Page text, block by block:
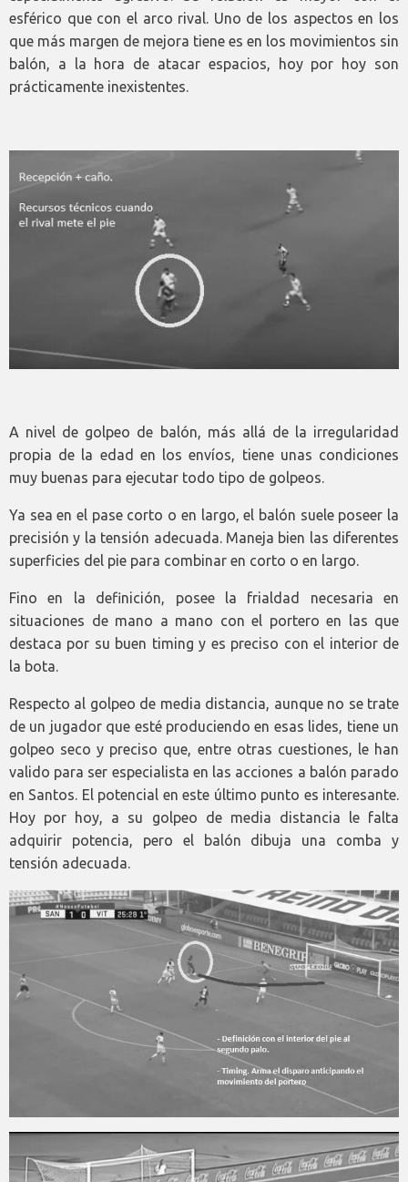
esférico que con el arco rival. Uno de los aspectos en los
que más margen de mejora tiene es en los movimientos sin
balón, a la hora de atacar espacios, hoy por hoy son
prácticamente inexistentes.
A nivel de golpeo de balón, más allá de la irregularidad
propia de la edad en los envíos, tiene unas condiciones
muy buenas para ejecutar todo tipo de golpeos.
Ya sea en el pase corto o en largo, el balón suele poseer la
precisión y la tensión adecuada. Maneja bien las diferentes
superficies del pie para combinar en corto o en largo.
Fino en la definición, posee la frialdad necesaria en
situaciones de mano a mano con el portero en las que
destaca por su buen timing y es preciso con el interior de
la bota.
Respecto al golpeo de media distancia, aunque no se trate
de un jugador que esté produciendo en esas lides, tiene un
golpeo seco y preciso que, entre otras cuestiones, le han
valido para ser especialista en las acciones a balón parado
en Santos. El potencial en este último punto es interesante.
Hoy por hoy, a su golpeo de media distancia le falta
adquirir potencia, pero el balón dibuja una comba y
tensión adecuada.